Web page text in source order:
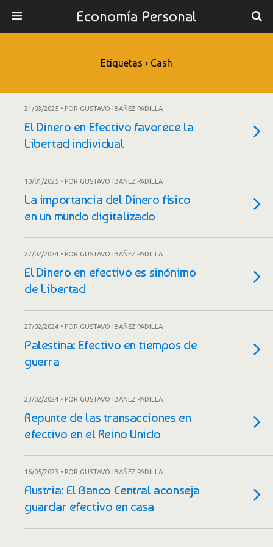
Economía Personal
Etiquetas › Cash
21/03/2025 • POR GUSTAVO IBAÑEZ PADILLA
El Dinero en Efectivo favorece la
Libertad individual
10/01/2025 • POR GUSTAVO IBAÑEZ PADILLA
La importancia del Dinero físico
en un mundo digitalizado
27/02/2024 • POR GUSTAVO IBAÑEZ PADILLA
El Dinero en efectivo es sinónimo
de Libertad
27/02/2024 • POR GUSTAVO IBAÑEZ PADILLA
Palestina: Efectivo en tiempos de
guerra
23/02/2024 • POR GUSTAVO IBAÑEZ PADILLA
Repunte de las transacciones en
efectivo en el Reino Unido
16/05/2023 • POR GUSTAVO IBAÑEZ PADILLA
Austria: El Banco Central aconseja
guardar efectivo en casa